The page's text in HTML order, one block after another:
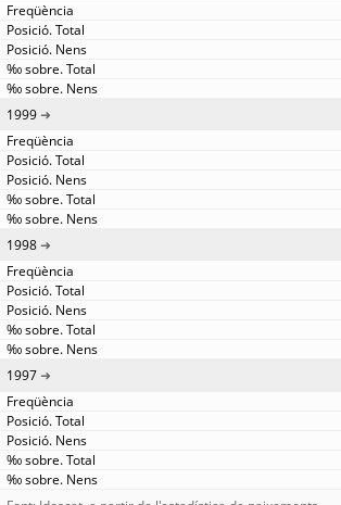
1999
1998
1997